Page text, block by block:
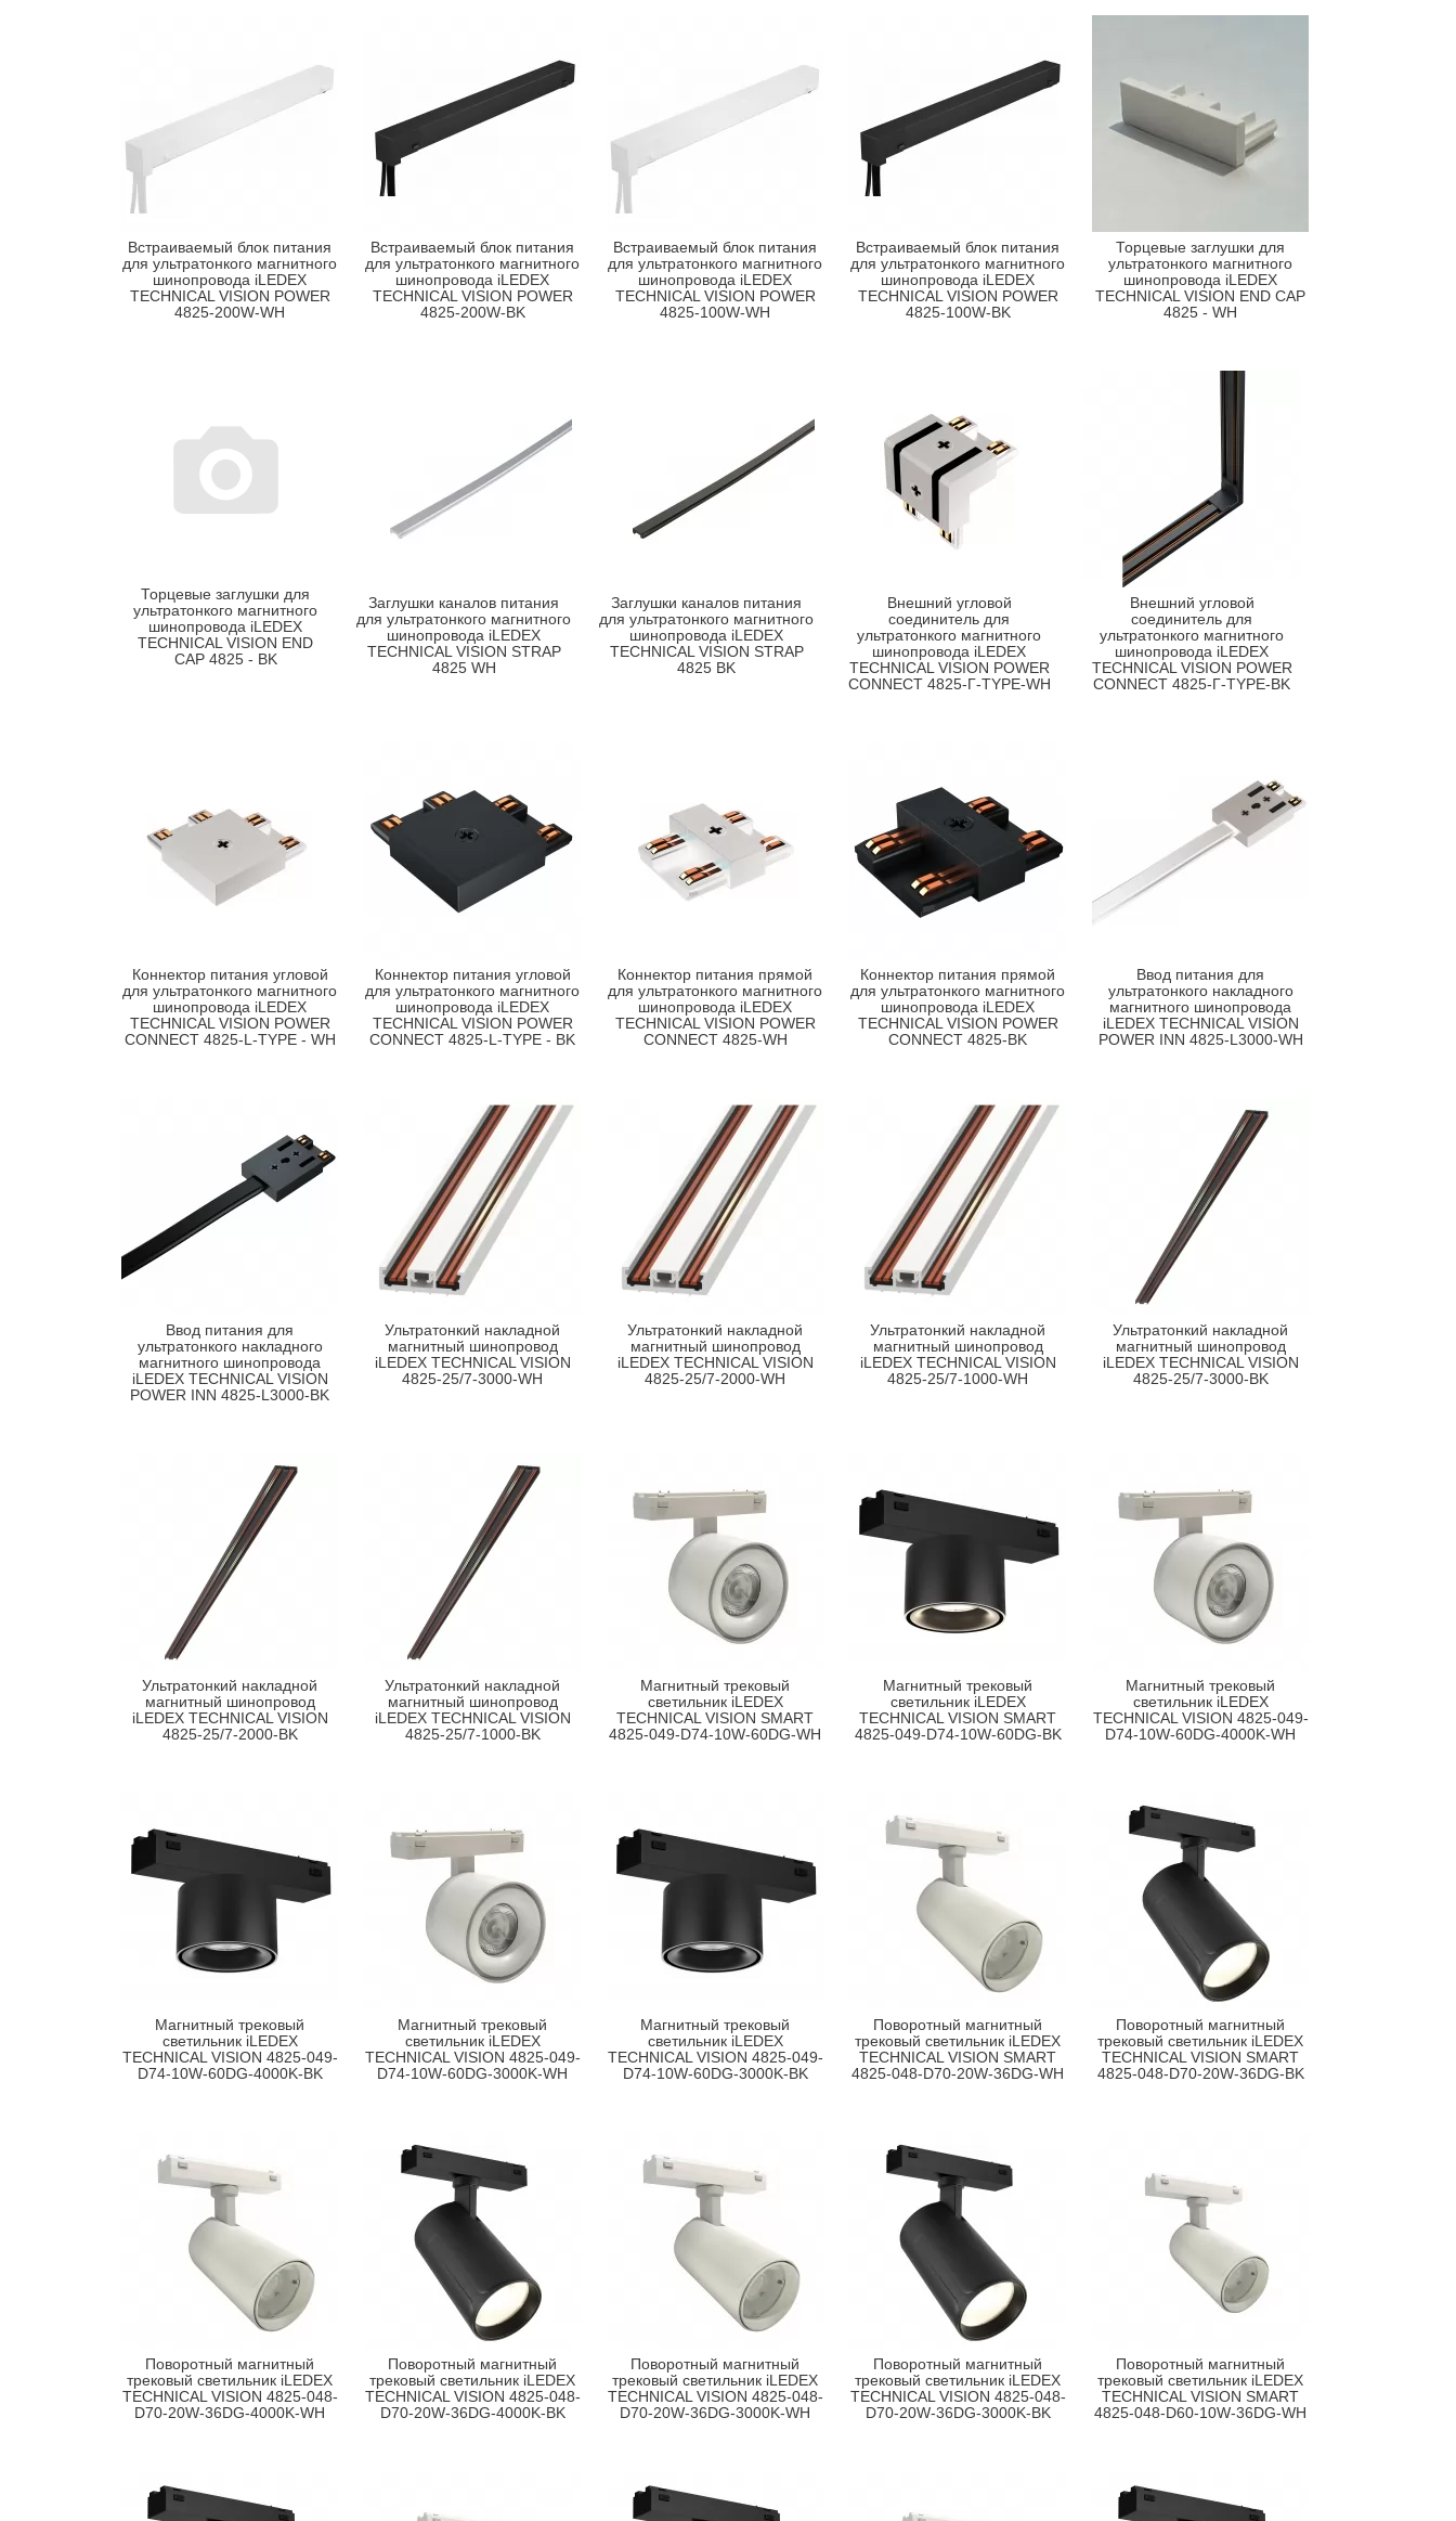
Встраиваемый блок питания
для ультратонкого магнитного
шинопровода iLEDEX
TECHNICAL VISION POWER
4825-200W-WH
Встраиваемый блок питания
для ультратонкого магнитного
шинопровода iLEDEX
TECHNICAL VISION POWER
4825-200W-BK
Встраиваемый блок питания
для ультратонкого магнитного
шинопровода iLEDEX
TECHNICAL VISION POWER
4825-100W-WH
Встраиваемый блок питания
для ультратонкого магнитного
шинопровода iLEDEX
TECHNICAL VISION POWER
4825-100W-BK
Торцевые заглушки для
ультратонкого магнитного
шинопровода iLEDEX
TECHNICAL VISION END CAP
4825 - WH
Торцевые заглушки для
ультратонкого магнитного
шинопровода iLEDEX
TECHNICAL VISION END
CAP 4825 - BK
Заглушки каналов питания
для ультратонкого магнитного
шинопровода iLEDEX
TECHNICAL VISION STRAP
4825 WH
Заглушки каналов питания
для ультратонкого магнитного
шинопровода iLEDEX
TECHNICAL VISION STRAP
4825 BK
Внешний угловой
соединитель для
ультратонкого магнитного
шинопровода iLEDEX
TECHNICAL VISION POWER
CONNECT 4825-Г-TYPE-WH
Внешний угловой
соединитель для
ультратонкого магнитного
шинопровода iLEDEX
TECHNICAL VISION POWER
CONNECT 4825-Г-TYPE-BK
Коннектор питания угловой
для ультратонкого магнитного
шинопровода iLEDEX
TECHNICAL VISION POWER
CONNECT 4825-L-TYPE - WH
Коннектор питания угловой
для ультратонкого магнитного
шинопровода iLEDEX
TECHNICAL VISION POWER
CONNECT 4825-L-TYPE - BK
Коннектор питания прямой
для ультратонкого магнитного
шинопровода iLEDEX
TECHNICAL VISION POWER
CONNECT 4825-WH
Коннектор питания прямой
для ультратонкого магнитного
шинопровода iLEDEX
TECHNICAL VISION POWER
CONNECT 4825-BK
Ввод питания для
ультратонкого накладного
магнитного шинопровода
iLEDEX TECHNICAL VISION
POWER INN 4825-L3000-WH
Ввод питания для
ультратонкого накладного
магнитного шинопровода
iLEDEX TECHNICAL VISION
POWER INN 4825-L3000-BK
Ультратонкий накладной
магнитный шинопровод
iLEDEX TECHNICAL VISION
4825-25/7-3000-WH
Ультратонкий накладной
магнитный шинопровод
iLEDEX TECHNICAL VISION
4825-25/7-2000-WH
Ультратонкий накладной
магнитный шинопровод
iLEDEX TECHNICAL VISION
4825-25/7-1000-WH
Ультратонкий накладной
магнитный шинопровод
iLEDEX TECHNICAL VISION
4825-25/7-3000-BK
Ультратонкий накладной
магнитный шинопровод
iLEDEX TECHNICAL VISION
4825-25/7-2000-BK
Ультратонкий накладной
магнитный шинопровод
iLEDEX TECHNICAL VISION
4825-25/7-1000-BK
Магнитный трековый
светильник iLEDEX
TECHNICAL VISION SMART
4825-049-D74-10W-60DG-WH
Магнитный трековый
светильник iLEDEX
TECHNICAL VISION SMART
4825-049-D74-10W-60DG-BK
Магнитный трековый
светильник iLEDEX
TECHNICAL VISION 4825-049-
D74-10W-60DG-4000K-WH
Магнитный трековый
светильник iLEDEX
TECHNICAL VISION 4825-049-
D74-10W-60DG-4000K-BK
Магнитный трековый
светильник iLEDEX
TECHNICAL VISION 4825-049-
D74-10W-60DG-3000K-WH
Магнитный трековый
светильник iLEDEX
TECHNICAL VISION 4825-049-
D74-10W-60DG-3000K-BK
Поворотный магнитный
трековый светильник iLEDEX
TECHNICAL VISION SMART
4825-048-D70-20W-36DG-WH
Поворотный магнитный
трековый светильник iLEDEX
TECHNICAL VISION SMART
4825-048-D70-20W-36DG-BK
Поворотный магнитный
трековый светильник iLEDEX
TECHNICAL VISION 4825-048-
D70-20W-36DG-4000K-WH
Поворотный магнитный
трековый светильник iLEDEX
TECHNICAL VISION 4825-048-
D70-20W-36DG-4000K-BK
Поворотный магнитный
трековый светильник iLEDEX
TECHNICAL VISION 4825-048-
D70-20W-36DG-3000K-WH
Поворотный магнитный
трековый светильник iLEDEX
TECHNICAL VISION 4825-048-
D70-20W-36DG-3000K-BK
Поворотный магнитный
трековый светильник iLEDEX
TECHNICAL VISION SMART
4825-048-D60-10W-36DG-WH